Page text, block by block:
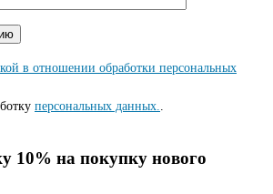
в отношении обработки персональных
персональных данных.
10% на покупку нового